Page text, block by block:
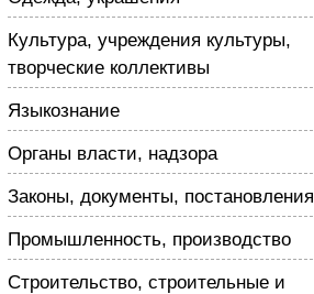
Культура, учреждения культуры,
творческие коллективы
Языкознание
Органы власти, надзора
Законы, документы, постановления
Промышленность, производство
Строительство, строительные и